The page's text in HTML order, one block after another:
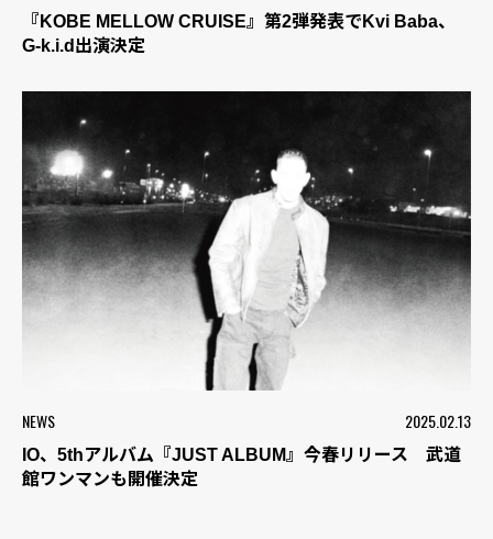
『KOBE MELLOW CRUISE』第2弾発表でKvi Baba、
G-k.i.d出演決定
NEWS 2025.02.13
IO、5thアルバム『JUST ALBUM』今春リリース 武道
館ワンマンも開催決定